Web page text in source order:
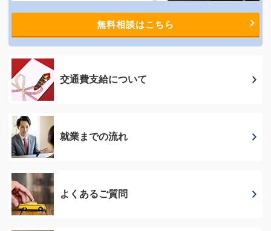
無料相談はこちら
交通費支給について
就業までの流れ
よくあるご質問